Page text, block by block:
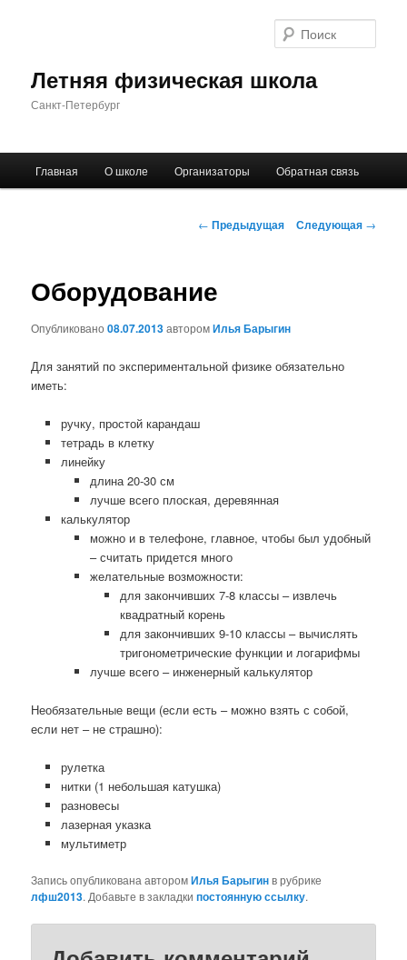
Летняя физическая школа
Санкт-Петербург
Перейти
содержимому
Главная О школе Организаторы Обратная связь
Навигация
← Предыдущая Следующая →
Оборудование
Опубликовано08.07.2013авторомИлья Барыгин
Для занятий по экспериментальной физике обязательно
иметь:
ручку, простой карандаш
тетрадь в клетку
линейку
длина 20-30 см
лучше всего плоская, деревянная
калькулятор
можно и в телефоне, главное, чтобы был удобный
– считать придется много
желательные возможности:
для закончивших 7-8 классы – извлечь
квадратный корень
для закончивших 9-10 классы – вычислять
тригонометрические функции и логарифмы
лучше всего – инженерный калькулятор
Необязательные вещи (если есть – можно взять с собой,
если нет – не страшно):
рулетка
нитки (1 небольшая катушка)
разновесы
лазерная указка
мультиметр
Запись опубликована авторомИлья Барыгинв рубрике
лфш2013. Добавьте в закладкипостоянную ссылку.